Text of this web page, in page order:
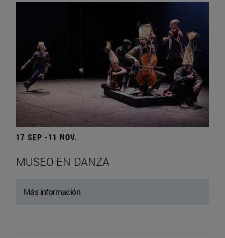
17 SEP -11 NOV.
MUSEO EN DANZA
Más información